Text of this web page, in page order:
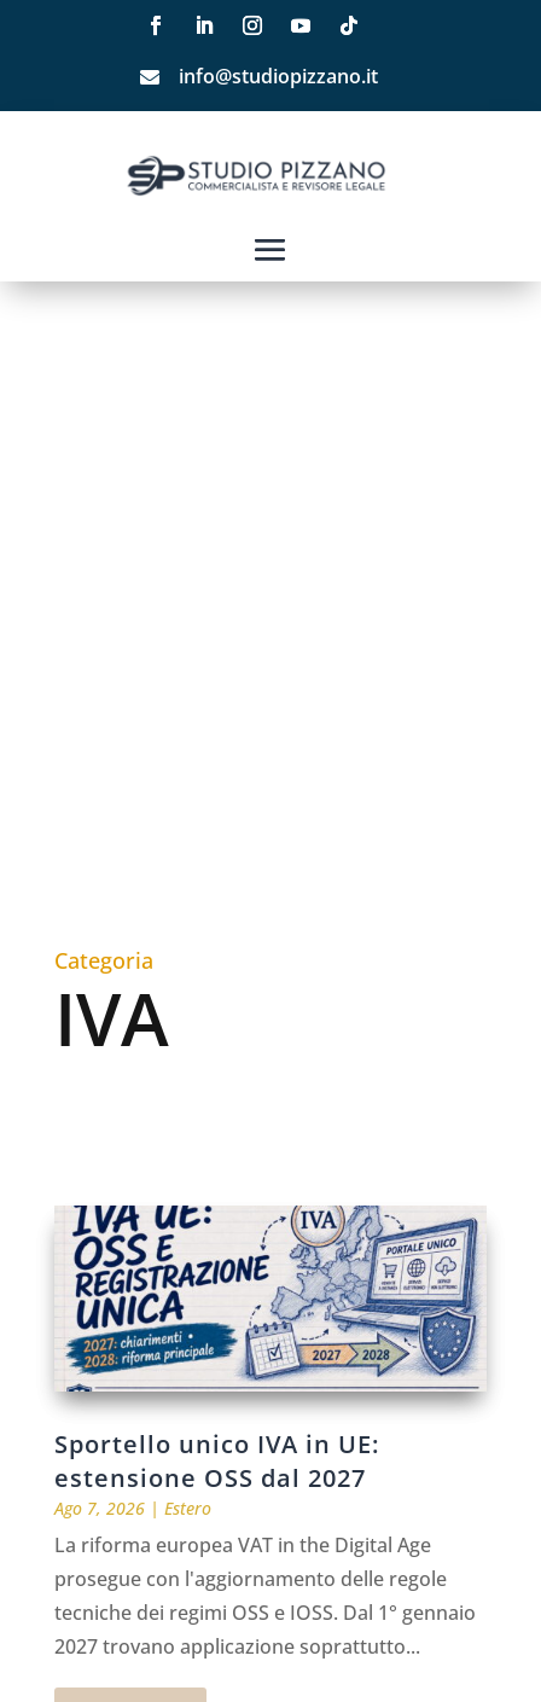
 info@studiopizzano.it
Categoria
IVA
Sportello unico IVA in UE:
estensione OSS dal 2027
Ago 7, 2026| Estero
La riforma europea VAT in the Digital Age
prosegue con l'aggiornamento delle regole
tecniche dei regimi OSS e IOSS. Dal 1° gennaio
2027 trovano applicazione soprattutto...